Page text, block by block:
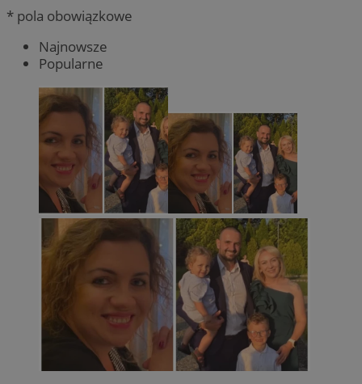
* pola obowiązkowe
Najnowsze
Popularne